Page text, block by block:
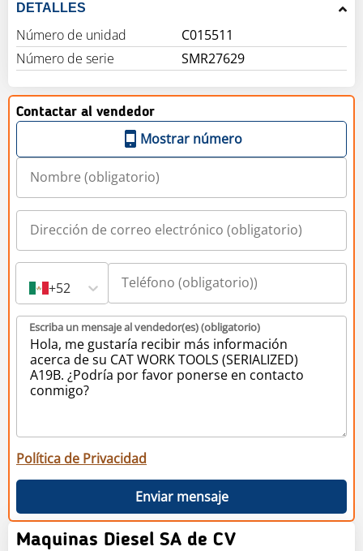
DETALLES
Número de unidad
C015511
Número de serie
SMR27629
Contactar al vendedor
Mostrar número
+52
Escriba un mensaje al vendedor(es) (obligatorio)
Política de Privacidad
Enviar mensaje
Maquinas Diesel SA de CV